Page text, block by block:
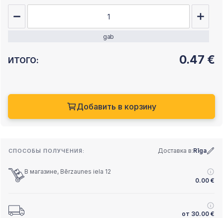
gab
ИТОГО: 0.47 €
Добавить в корзину
СПОСОБЫ ПОЛУЧЕНИЯ: Доставка в:Rīga
В магазине, Bērzaunes iela 12
0.00 €
от 30.00 €